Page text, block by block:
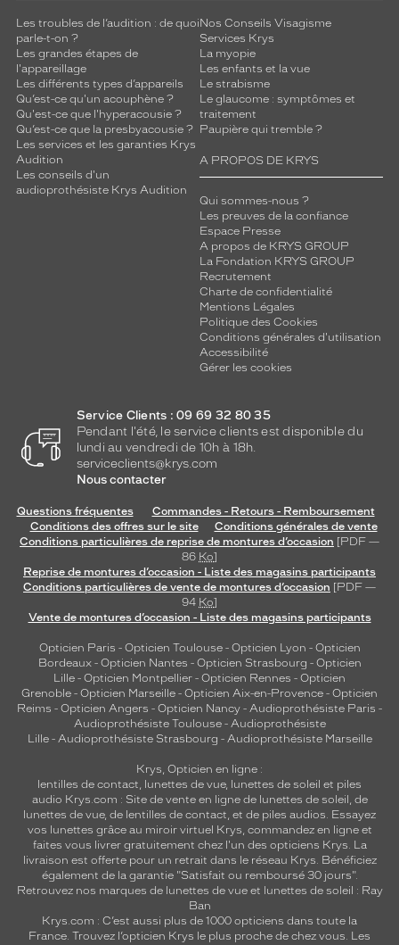
Les troubles de l’audition : de quoi
parle-t-on ?
Les grandes étapes de
l'appareillage
Les différents types d’appareils
Qu’est-ce qu'un acouphène ?
Qu'est-ce que l'hyperacousie ?
Qu’est-ce que la presbyacousie ?
Les services et les garanties Krys
Audition
Les conseils d'un
audioprothésiste Krys Audition
Nos Conseils Visagisme
Services Krys
La myopie
Les enfants et la vue
Le strabisme
Le glaucome : symptômes et
traitement
Paupière qui tremble ?
A PROPOS DE KRYS
Qui sommes-nous ?
Les preuves de la confiance
Espace Presse
A propos de KRYS GROUP
La Fondation KRYS GROUP
Recrutement
Charte de confidentialité
Mentions Légales
Politique des Cookies
Conditions générales d'utilisation
Accessibilité
Gérer les cookies
Service Clients : 09 69 32 80 35
Pendant l'été, le service clients est disponible du
lundi au vendredi de 10h à 18h.
serviceclients@krys.com
Nous contacter
Questions fréquentes
Commandes - Retours - Remboursement
Conditions des offres sur le site
Conditions générales de vente
Conditions particulières de reprise de montures d’occasion [PDF —
86 Ko]
Reprise de montures d’occasion - Liste des magasins participants
Conditions particulières de vente de montures d’occasion [PDF —
94 Ko]
Vente de montures d’occasion - Liste des magasins participants
Opticien Paris - Opticien Toulouse- Opticien Lyon - Opticien
Bordeaux- Opticien Nantes - Opticien Strasbourg - Opticien
Lille - Opticien Montpellier - Opticien Rennes - Opticien
Grenoble - Opticien Marseille - Opticien Aix-en-Provence - Opticien
Reims - Opticien Angers - Opticien Nancy - Audioprothésiste Paris -
Audioprothésiste Toulouse- Audioprothésiste
Lille- Audioprothésiste Strasbourg - Audioprothésiste Marseille
Krys, Opticien en ligne :
lentilles de contact lunettes de vue, lunettes de soleil et piles
audio Krys.com : Site de vente en ligne de lunettes de soleil, de
lunettes de vue, de lentilles de contact , et de piles audios. Essayez
vos lunettes grâce au miroir virtuel Krys, commandez en ligne et
faites vous livrer gratuitement chez l'un des opticiens Krys. La
livraison est offerte pour un retrait dans le réseau Krys. Bénéficiez
également de la garantie "Satisfait ou remboursé 30 jours".
Retrouvez nos marques de lunettes de vue et lunettes de soleil : Ray
Ban
Krys.com : C’est aussi plus de 1000 opticiens dans toute la
France. Trouvez l’opticien Krys le plus proche de chez vous . Les